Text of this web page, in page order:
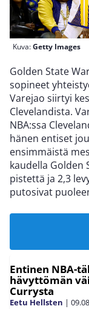
Kuva:Getty Images
Golden State
sopineet
Varejao siirtyi
Clevelandista.
NBA:ssa
hänen entiset
ensimmäistä
kaudella Golden
pistettä ja 2,3
putosivat
Entinen NBA-
hävyttömän
Currysta
Eetu Hellsten |